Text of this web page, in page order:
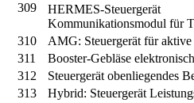
309
HERMES-Steuergerät
Kommunikationsmodul für
310
AMG: Steuergerät für
311
Booster-Gebläse
312
Steuergerät obenliegendes
313
Hybrid: Steuergerät